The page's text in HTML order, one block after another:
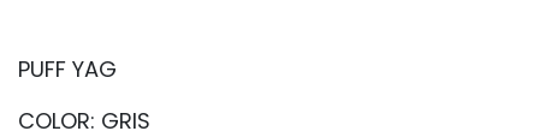
PUFF YAG
COLOR: GRIS